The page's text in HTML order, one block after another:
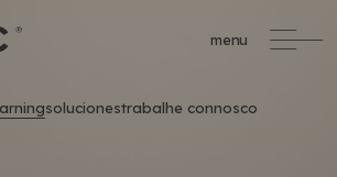
solucionestrabalhe connosco
menu